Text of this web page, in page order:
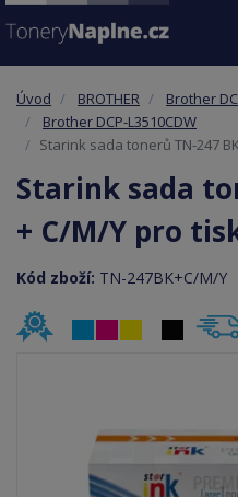
Úvod BROTHER Brother
Brother DCP-L3510CDW
Starink sada tonerů TN-247
Starink sada
+ C/M/Y pro
Kód zboží: TN-247BK+C/M/Y